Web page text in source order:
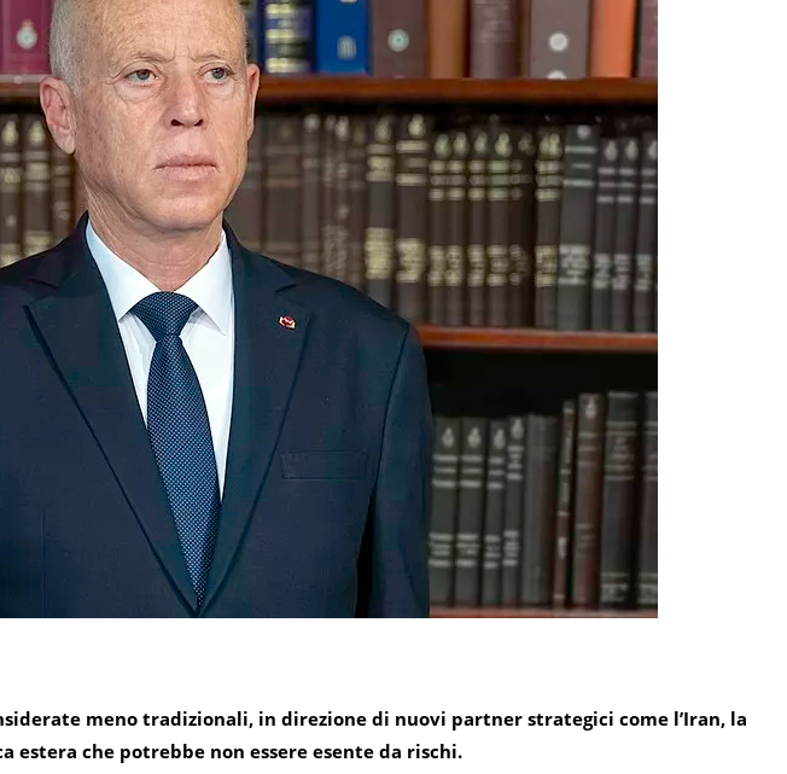
meno tradizionali, in direzione di nuovi partner strategici come l’Iran, la
estera che potrebbe non essere esente da rischi.